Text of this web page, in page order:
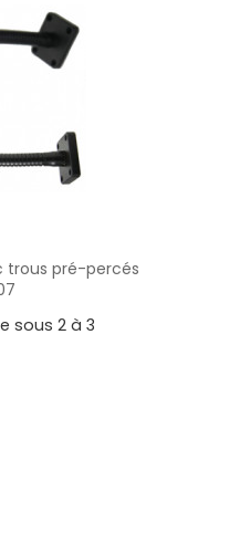
trous pré-percés
sous 2 à 3